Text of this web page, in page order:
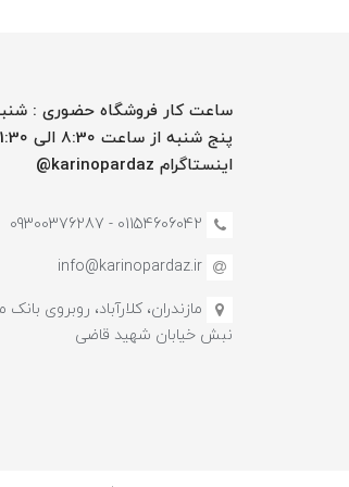
ساعت کار فروشگاه حضوری :
پنج شنبه از ساعت
اینستاگرام karinopardaz@
01154606042 - 09300376287
info@karinopardaz.ir
مازندران، کلارآباد، روبروی بانک
نبش خیابان شهید قاضی